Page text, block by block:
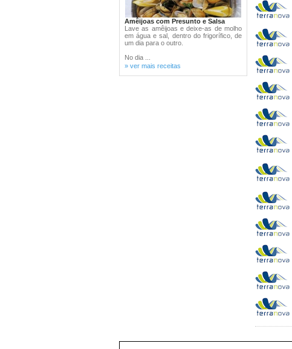
Amêijoas com Presunto e Salsa
Lave as amêijoas e deixe-as de molho
em água e sal, dentro do frigorífico, de
um dia para o outro.
No dia ...
» ver mais receitas